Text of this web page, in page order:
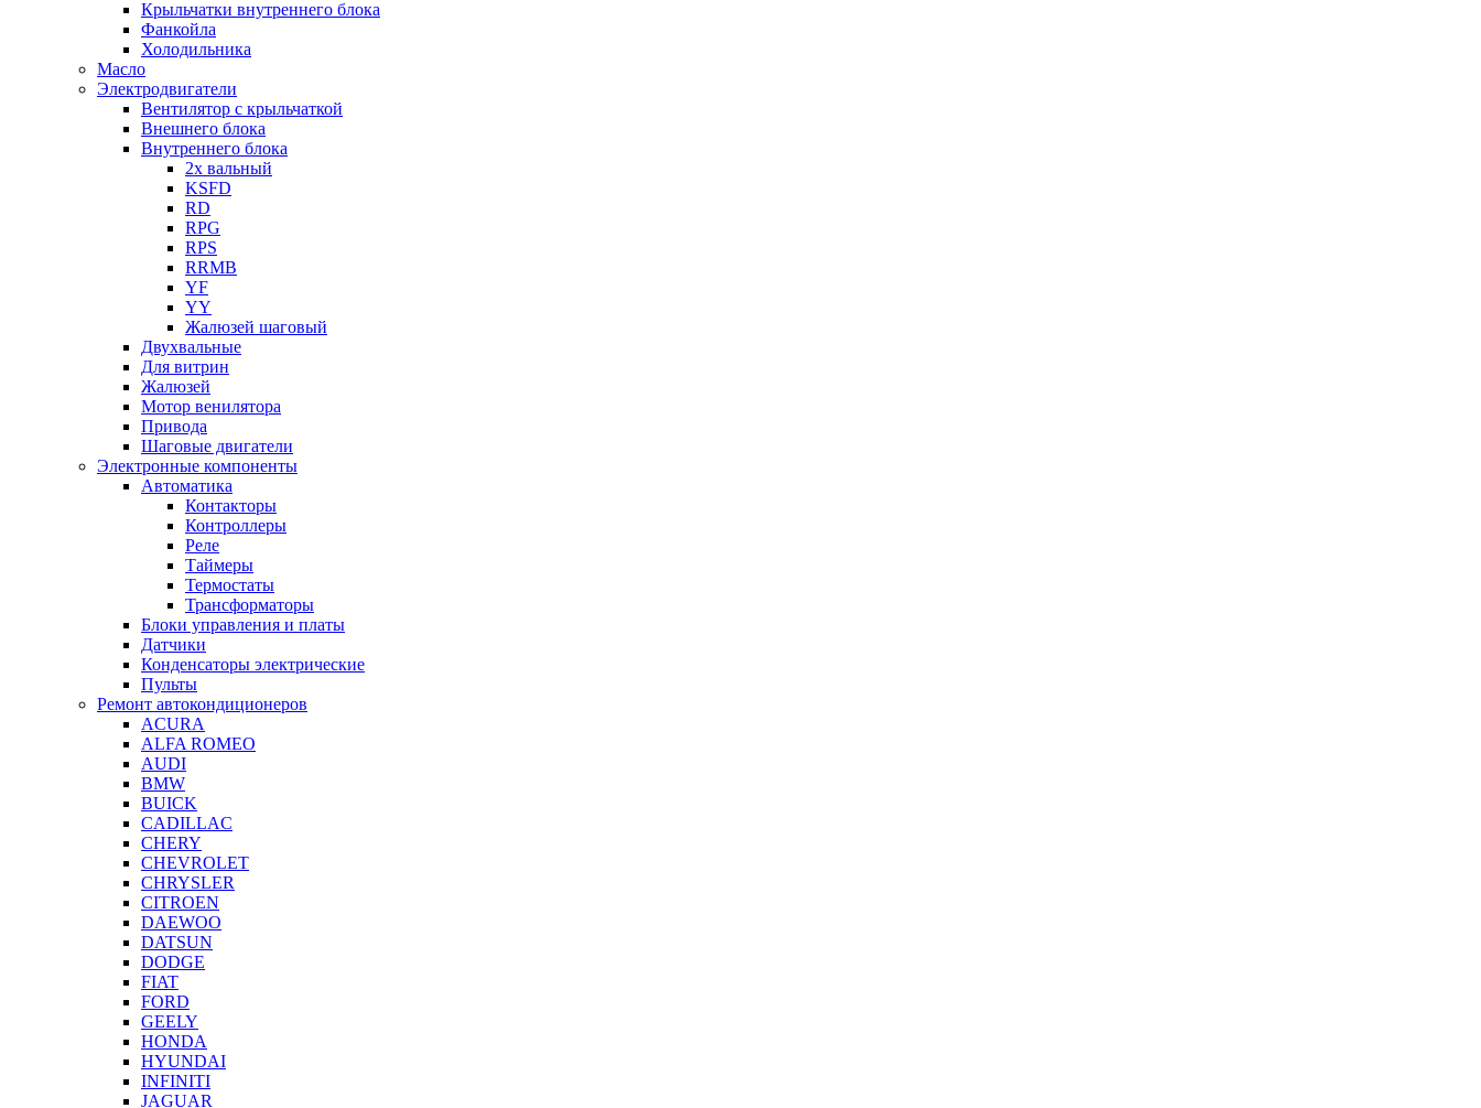
Крыльчатки внутреннего блока
Фанкойла
Холодильника
Масло
Электродвигатели
Вентилятор с крыльчаткой
Внешнего блока
Внутреннего блока
2х вальный
KSFD
RD
RPG
RPS
RRMB
YF
YY
Жалюзей шаговый
Двухвальные
Для витрин
Жалюзей
Мотор венилятора
Привода
Шаговые двигатели
Электронные компоненты
Автоматика
Контакторы
Контроллеры
Реле
Таймеры
Термостаты
Трансформаторы
Блоки управления и платы
Датчики
Конденсаторы электрические
Пульты
Ремонт автокондиционеров
ACURA
ALFA ROMEO
AUDI
BMW
BUICK
CADILLAC
CHERY
CHEVROLET
CHRYSLER
CITROEN
DAEWOO
DATSUN
DODGE
FIAT
FORD
GEELY
HONDA
HYUNDAI
INFINITI
JAGUAR